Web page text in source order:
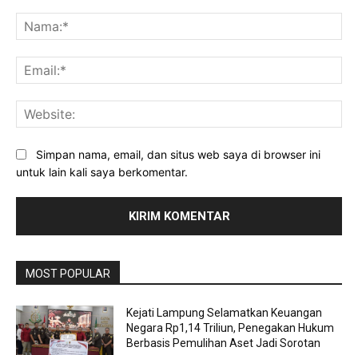
Simpan nama, email, dan situs web saya di browser ini
untuk lain kali saya berkomentar.
MOST POPULAR
Kejati Lampung Selamatkan Keuangan
Negara Rp1,14 Triliun, Penegakan Hukum
Berbasis Pemulihan Aset Jadi Sorotan